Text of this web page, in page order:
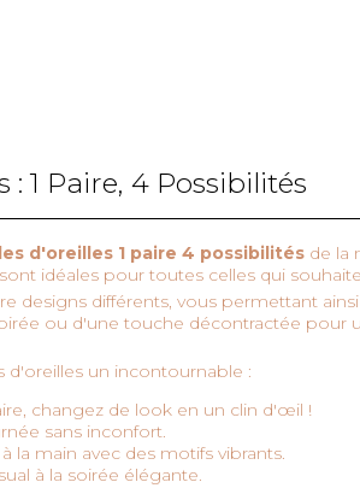
1 Paire, 4 Possibilités
d'oreilles 1 paire 4 possibilités de la
idéales pour toutes celles qui
designs différents, vous permettant
ou d'une touche décontractée pour
d'oreilles un incontournable :
changez de look en un clin d'œil !
sans inconfort.
la main avec des motifs vibrants.
à la soirée élégante.